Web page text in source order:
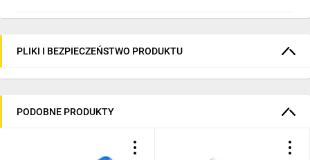
PLIKI I BEZPIECZEŃSTWO PRODUKTU
PODOBNE PRODUKTY